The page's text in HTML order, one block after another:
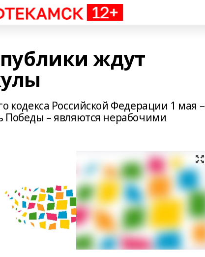
ждут
кодекса Российской Федерации 1 мая –
Победы – являются нерабочими